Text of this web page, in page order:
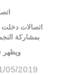
اتصالات دخلت
بمشاركة
ويظهر
05/2019